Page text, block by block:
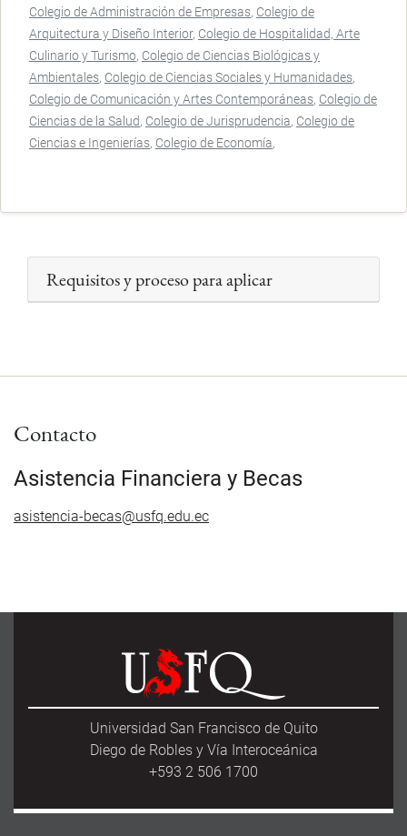
Colegio de Administración de Empresas Colegio de
Arquitectura y Diseño Interior Colegio de Hospitalidad, Arte
Culinario y Turismo Colegio de Ciencias Biológicas y
Ambientales Colegio de Ciencias Sociales y Humanidades
Colegio de Comunicación y Artes Contemporáneas Colegio de
Ciencias de la Salud Colegio de Jurisprudencia Colegio de
Ciencias e Ingenierías Colegio de Economía
Requisitos y proceso para aplicar
Contacto
Asistencia Financiera y Becas
asistencia-becas@usfq.edu.ec
Universidad San Francisco de Quito
Diego de Robles y Vía Interoceánica
+593 2 506 1700